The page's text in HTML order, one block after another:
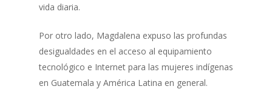
vida diaria.
Por otro lado, Magdalena expuso las profundas
desigualdades en el acceso al equipamiento
tecnológico e Internet para las mujeres indígenas
en Guatemala y América Latina en general.